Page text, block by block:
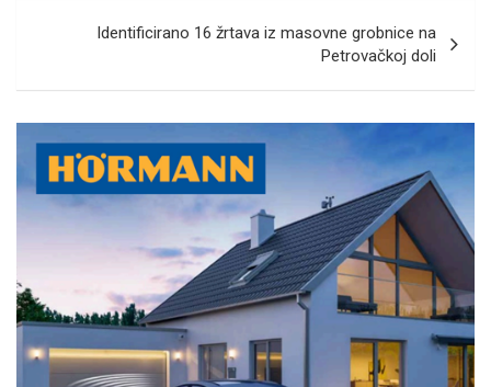
Identificirano 16 žrtava iz masovne grobnice na
Petrovačkoj doli
A
v
e
i
e